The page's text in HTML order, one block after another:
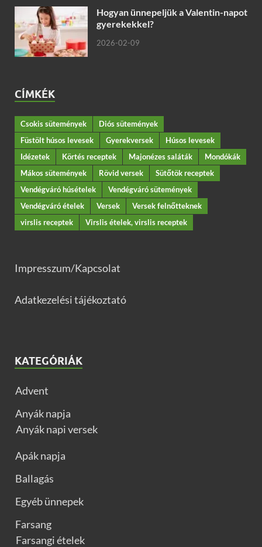
Hogyan ünnepeljük a Valentin-napot
gyerekekkel?
2026-02-09
CÍMKÉK
Csokis sütemények
Diós sütemények
Füstölt húsos levesek
Gyerekversek
Húsos levesek
Idézetek
Körtés receptek Majonézes saláták
Mondókák
Mákos sütemények
Rövid versek
Sütőtök receptek
Vendégváró húsételek
Vendégváró sütemények
Vendégváró ételek
Versek
Versek felnőtteknek
virslis receptek
Virslis ételek, virslis receptek
Impresszum/Kapcsolat
Adatkezelési tájékoztató
KATEGÓRIÁK
Advent
Anyák napja
Anyák napi versek
Apák napja
Ballagás
Egyéb ünnepek
Farsang
Farsangi ételek